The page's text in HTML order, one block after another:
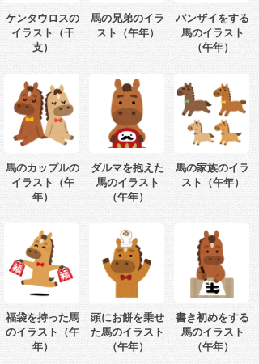
ケンタウロスの
イラスト（干
支）
馬の兄弟のイラ
スト（午年）
バンザイをする
馬のイラスト
（午年）
馬のカップルの
イラスト（午
年）
ダルマを抱えた
馬のイラスト
（午年）
馬の家族のイラ
スト（午年）
福袋を持った馬
のイラスト（午
年）
頭にお餅を乗せ
た馬のイラスト
（午年）
書き初めをする
馬のイラスト
（午年）